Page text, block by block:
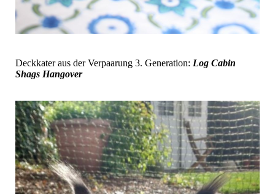
Deckkater aus der Verpaarung 3. Generation: Log Cabin
Shags Hangover